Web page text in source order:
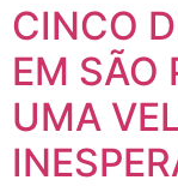
CINCO
EM SÃO
UMA